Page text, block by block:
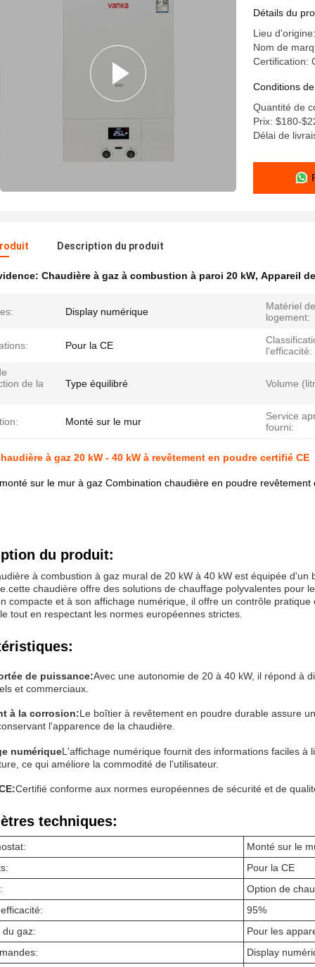
Détails du
Lieu
Nom de
Certification:
Conditions
Quantité de
Prix: $180-
Délai de
Description du produit
Chaudière à gaz à combustion à paroi 20 kW, Appareil
Display numérique
Matériel de
logement:
Pour la CE
l'efficacité:
de la
Type équilibré Volume
Monté sur le mur
Service
fourni:
à gaz 20 kW - 40 kW à revêtement en poudre certifié CE
sur le mur à gaz Combination chaudière en poudre
du produit:
à combustion à gaz mural de 20 kW à 40 kW est équipée
chaudière offre des solutions de chauffage polyvalentes pour
compacte et à son affichage numérique, il offre un contrôle
tout en respectant les normes européennes strictes.
de puissance:Avec une autonomie de 20 à 40 kW, il répond à
et commerciaux.
à la corrosion:Le boîtier à revêtement en poudre durable assure
l'apparence de la chaudière.
numériqueL'affichage numérique fournit des informations faciles
ce qui améliore la commodité de l'utilisateur.
Certifié conforme aux normes européennes de sécurité et de
techniques:
Monté sur le
Pour la CE
Option de
95%
du gaz:
Pour les
Display